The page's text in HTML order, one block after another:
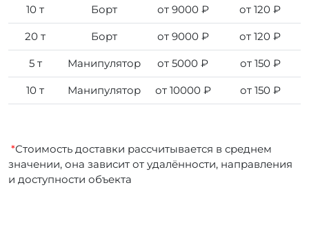
10 т Борт от 9000 ₽ от 120 ₽
20 т Борт от 9000 ₽ от 120 ₽
5 т Манипулятор от 5000 ₽ от 150 ₽
10 т Манипулятор от 10000 ₽ от 150 ₽
*Стоимость доставки рассчитывается в среднем
значении, она зависит от удалённости, направления
и доступности объекта